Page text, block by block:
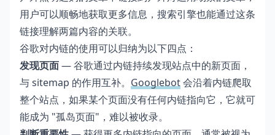
用户可以顺畅地获取更多信息，搜索引擎也能通过这条
链接理解两篇内容的关联。
谷歌对内链的使用可以归纳为以下四点：
发现页面— 谷歌通过内链持续发现站点中的新页面，
与 sitemap 的作用互补。 Googlebot会沿着内链爬取
整个站点，如果某个页面没有任何内链指向它，它就可
能成为 "孤岛页面"，难以被收录。